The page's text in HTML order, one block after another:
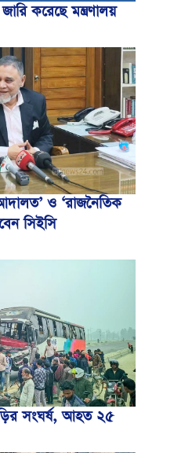
করেছে মন্ত্রণালয়
ও ‘রাজনৈতিক
সিইসি
সংঘর্ষ, আহত ২৫